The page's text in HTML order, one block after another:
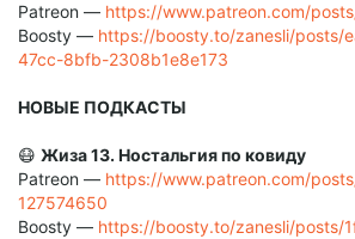
Patreon — https://www.patreon.com/
Boosty — https://boosty.to/zanesli/posts/
47cc-8bfb-2308b1e8e173
НОВЫЕ ПОДКАСТЫ
😷 Жиза 13. Ностальгия по ковиду
Patreon — https://www.patreon.com/
127574650
Boosty — https://boosty.to/zanesli/posts/